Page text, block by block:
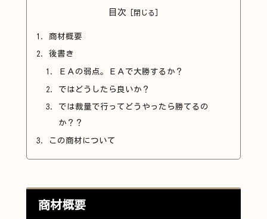
目次
商材概要
後書き
ＥＡの弱点。ＥＡで大勝するか？
ではどうしたら良いか？
では裁量で行ってどうやったら勝てるの
か？？
この商材について
商材概要